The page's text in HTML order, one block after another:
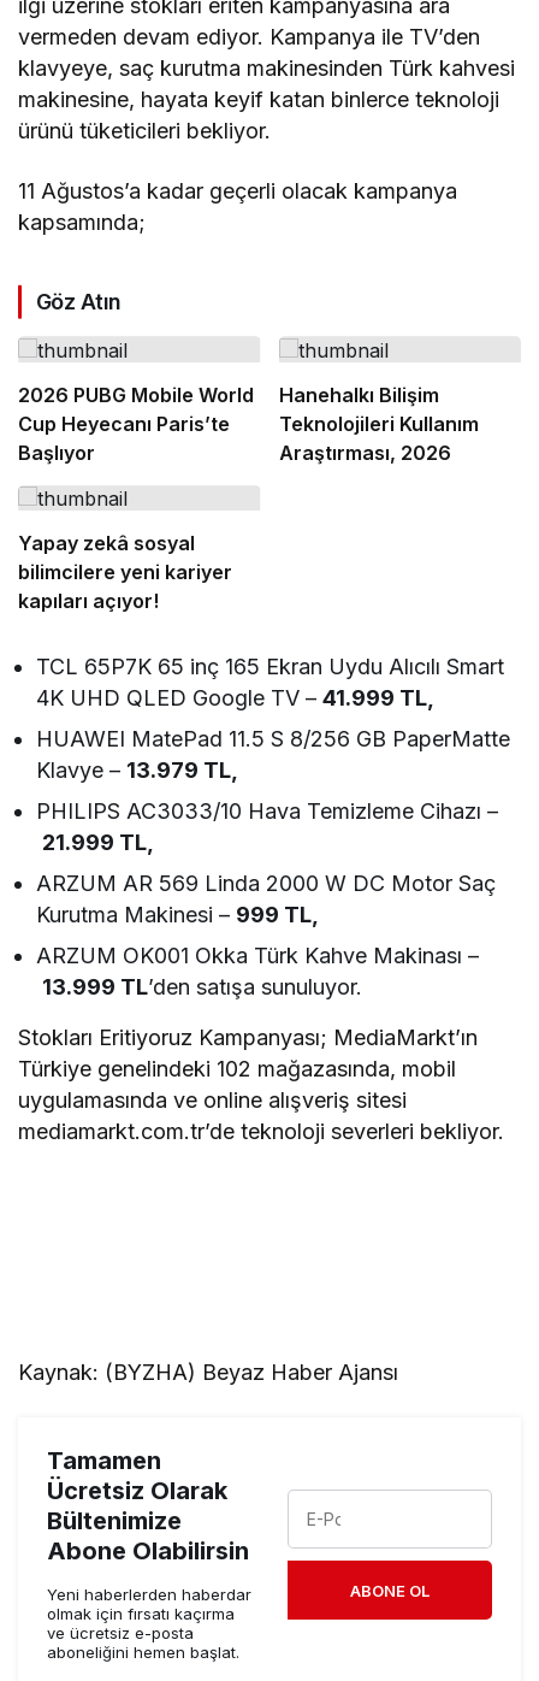
ilgi üzerine stokları eriten kampanyasına ara
vermeden devam ediyor. Kampanya ile TV’den
klavyeye, saç kurutma makinesinden Türk kahvesi
makinesine, hayata keyif katan binlerce teknoloji
ürünü tüketicileri bekliyor.
11 Ağustos’a kadar geçerli olacak kampanya
kapsamında;
Göz Atın
2026 PUBG Mobile World
Cup Heyecanı Paris’te
Başlıyor
Hanehalkı Bilişim
Teknolojileri Kullanım
Araştırması, 2026
Yapay zekâ sosyal
bilimcilere yeni kariyer
kapıları açıyor!
TCL 65P7K 65 inç 165 Ekran Uydu Alıcılı Smart
4K UHD QLED Google TV –41.999 TL,
HUAWEI MatePad 11.5 S 8/256 GB PaperMatte
Klavye – 13.979 TL,
PHILIPS AC3033/10 Hava Temizleme Cihazı –
21.999 TL,
ARZUM AR 569 Linda 2000 W DC Motor Saç
Kurutma Makinesi – 999 TL,
ARZUM OK001 Okka Türk Kahve Makinası –
13.999 TL’den satışa sunuluyor.
Stokları Eritiyoruz Kampanyası; MediaMarkt’ın
Türkiye genelindeki 102 mağazasında, mobil
uygulamasında ve online alışveriş sitesi
mediamarkt.com.tr’de teknoloji severleri bekliyor.
Kaynak: (BYZHA) Beyaz Haber Ajansı
Tamamen
Ücretsiz Olarak
Bültenimize
Abone Olabilirsin
Yeni haberlerden haberdar
olmak için fırsatı kaçırma
ve ücretsiz e-posta
aboneliğini hemen başlat.
ABONE OL